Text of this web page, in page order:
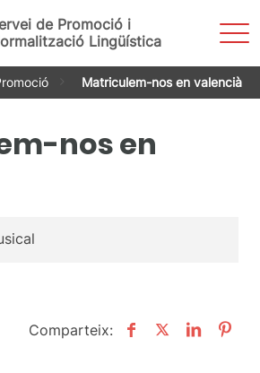
de Promoció i
Lingüística
Matriculem-nos en valencià
nos en
Comparteix: